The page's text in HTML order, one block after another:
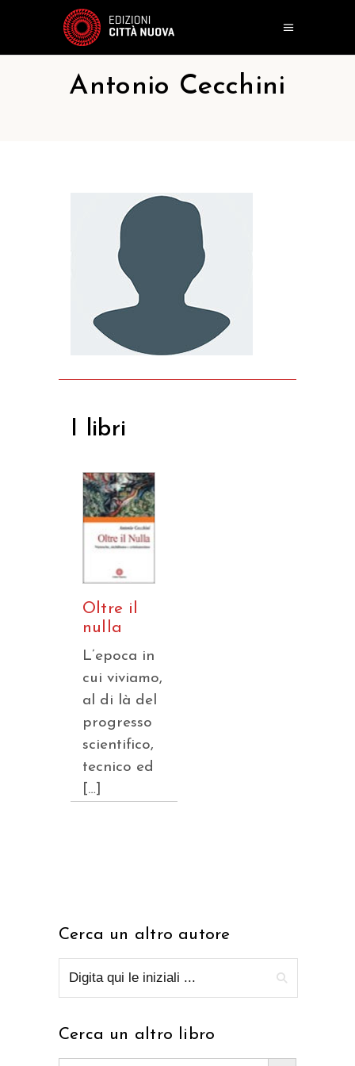
Antonio Cecchini
I libri
Oltre il
nulla
L’epoca in
cui viviamo,
al di là del
progresso
scientifico,
tecnico ed
[…]
Cerca un altro autore
Cerca un altro libro
Search Button